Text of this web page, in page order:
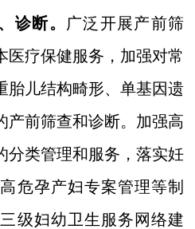
诊断。
广泛开展产前筛
医疗保健服务，加强对常
胎儿结构畸形、单基因遗
产前筛查和诊断。加强高
分类管理和服务，落实妊
危孕产妇专案管理等制
级妇幼卫生服务网络建